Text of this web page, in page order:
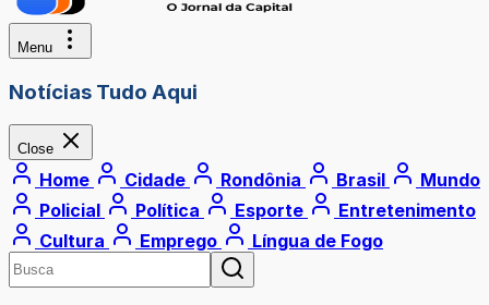
Menu
Notícias Tudo Aqui
Close
Home Cidade Rondônia Brasil
Mundo
Policial
Política Esporte
Entretenimento
Cultura
Emprego Língua de Fogo